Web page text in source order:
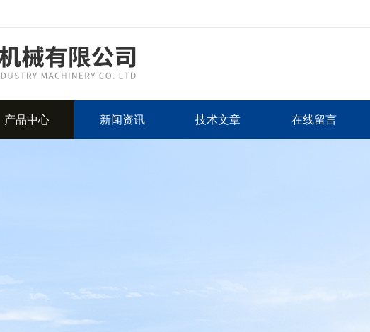
产品中心 新闻资讯 技术文章 在线留言